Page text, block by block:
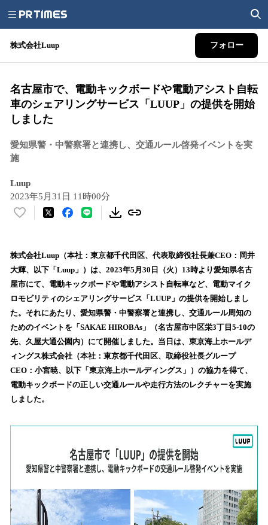
株式会社Luup フォロー
名古屋市で、電動キックボードや電動アシスト自転
車のシェアリングサービス「LUUP」の提供を開始
しました
愛知県警・中警察署と連携し、交通ルール啓発イベントを実
施
Luup
2023年5月31日 11時00分
い
！
数
を
読
込
み
中
で
す
株式会社Luup（本社：東京都千代田区、代表取締役社長兼CEO：岡井
大輝、以下「Luup」）は、2023年5月30日（火）13時より愛知県名古
屋市にて、電動キックボードや電動アシスト自転車など、電動マイク
ロモビリティのシェアリングサービス「LUUP」の提供を開始しまし
た。それにあたり、愛知県警・中警察署と連携し、交通ルール周知の
ためのイベントを「SAKAE HIROBAs」（名古屋市中区栄3丁目5-10の
先、久屋大通公園内）にて開催しました。当日は、東京海上ホールデ
ィングス株式会社（本社：東京都千代田区、取締役社長グループ
CEO：小宮暁、以下「東京海上ホールディングス」）の協力を得て、
電動キックボードの正しい交通ルールや走行方法のレクチャーを実施
しました。